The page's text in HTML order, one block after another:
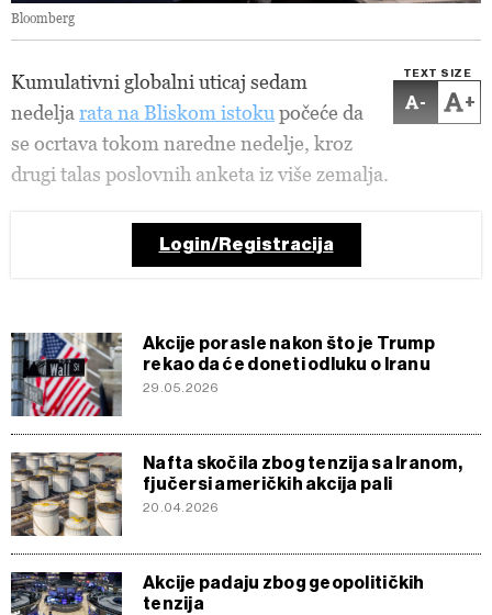
Bloomberg
TEXT SIZE
- +
Kumulativni globalni uticaj sedam
nedelja rata na Bliskom istoku počeće da
se ocrtava tokom naredne nedelje, kroz
drugi talas poslovnih anketa iz više zemalja.
Login/Registracija
Akcije porasle nakon što je Trump
rekao da će doneti odluku o Iranu
29.05.2026
Nafta skočila zbog tenzija sa Iranom,
fjučersi američkih akcija pali
20.04.2026
Akcije padaju zbog geopolitičkih
tenzija